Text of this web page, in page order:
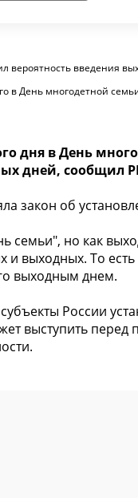
вероятность введения
в День многодетной
дня в День
дней, сообщил
закон об
семьи", но как
и выходных. То
выходным днем.
России
выступить перед